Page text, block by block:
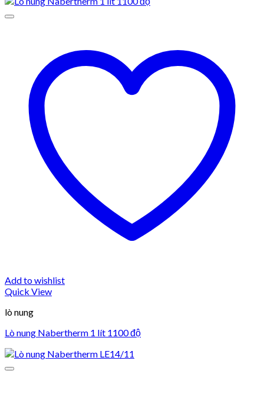
Add to wishlist
Quick View
lò nung
Lò nung Nabertherm 1 lít 1100 độ